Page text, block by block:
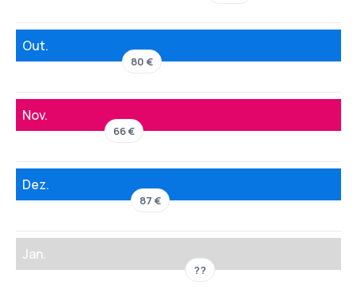
Out.
80 €
Nov.
66 €
Dez.
87 €
Jan.
??